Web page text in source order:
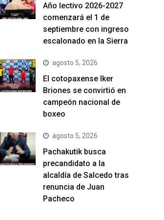
Año lectivo 2026-2027
comenzará el 1 de
septiembre con ingreso
escalonado en la Sierra
agosto 5, 2026
El cotopaxense Iker
Briones se convirtió en
campeón nacional de
boxeo
agosto 5, 2026
Pachakutik busca
precandidato a la
alcaldía de Salcedo tras
renuncia de Juan
Pacheco